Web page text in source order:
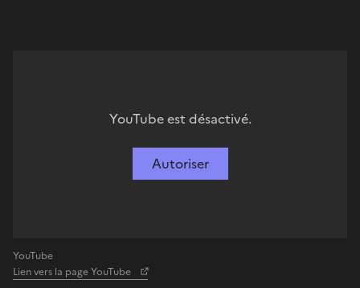
YouTube est désactivé.
Autoriser
YouTube
Lien vers la page YouTube